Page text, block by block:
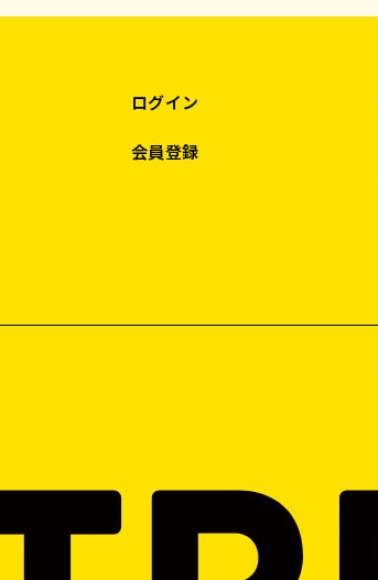
ログイン
会員登録